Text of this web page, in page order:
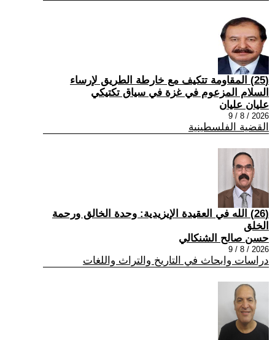
(25) المقاومة تتكيف مع خارطة الطريق لإرساء
السلام المزعوم في غزة في سياق تكتيكي
عليان عليان
2026 / 8 / 9
القضية الفلسطينية
(26) الله في العقيدة الإيزيدية: وحدة الخالق ورحمة
الخلق
حسن صالح الشنكالي
2026 / 8 / 9
دراسات وابحاث في التاريخ والتراث واللغات